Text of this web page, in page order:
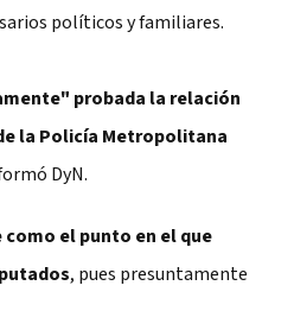
políticos y familiares.
probada la relación
la Policía Metropolitana
DyN.
el punto en el que
, pues presuntamente